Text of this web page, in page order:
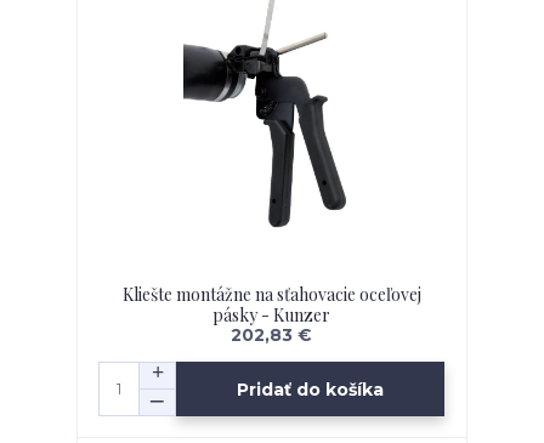
Kliešte montážne na sťahovacie oceľovej
pásky - Kunzer
202,83 €
Pridať do košíka